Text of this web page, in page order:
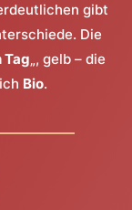
gibt
Die
Tag„, gelb – die
Bio.